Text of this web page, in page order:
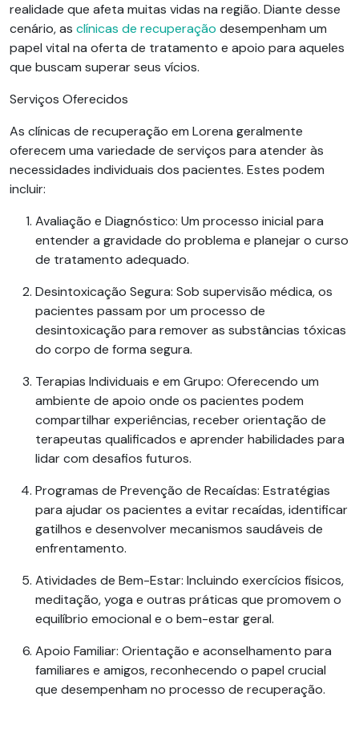
realidade que afeta muitas vidas na região. Diante desse
cenário, as clínicas de recuperação desempenham um
papel vital na oferta de tratamento e apoio para aqueles
que buscam superar seus vícios.
Serviços Oferecidos
As clínicas de recuperação em Lorena geralmente
oferecem uma variedade de serviços para atender às
necessidades individuais dos pacientes. Estes podem
incluir:
Avaliação e Diagnóstico: Um processo inicial para
entender a gravidade do problema e planejar o curso
de tratamento adequado.
Desintoxicação Segura: Sob supervisão médica, os
pacientes passam por um processo de
desintoxicação para remover as substâncias tóxicas
do corpo de forma segura.
Terapias Individuais e em Grupo: Oferecendo um
ambiente de apoio onde os pacientes podem
compartilhar experiências, receber orientação de
terapeutas qualificados e aprender habilidades para
lidar com desafios futuros.
Programas de Prevenção de Recaídas: Estratégias
para ajudar os pacientes a evitarrecaídas, identificar
gatilhos e desenvolver mecanismos saudáveis de
enfrentamento.
Atividades de Bem-Estar: Incluindo exercícios físicos,
meditação, yoga e outras práticas que promovem o
equilíbrio emocional e o bem-estar geral.
Apoio Familiar: Orientação e aconselhamento para
familiares e amigos, reconhecendo o papel crucial
que desempenham no processo de recuperação.